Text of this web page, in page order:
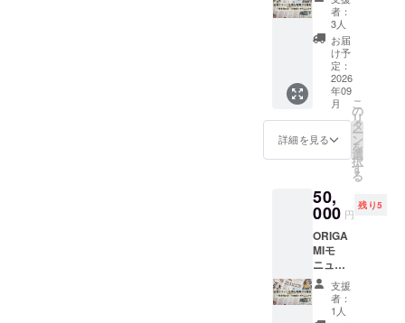
※2026
年9月秋
頃の新
聞に1回
※お名前
が掲載
された
チラシ
りさせ
て頂き
は大事
にモ
ニュメ
ント制
作に使
用させ
て頂き
ます。
ラウド
ファン
ディン
グ協賛
チラシ
に名前
を掲載
する権
利
（中）
掲載し
たチラ
野新聞
の上三
川地域
に折り
込みま
す。 チ
ラシに
は支援
者様の
者：
3人
お届
け予
定：
2026
年09
月
詳細を見る
こ
の
リ
タ
ー
ン
を
選
択
す
る
50,
000 円
残り5
ORIGA
MIモ
ニュメ
ントク
ラウド
ファン
支援
者：
1人